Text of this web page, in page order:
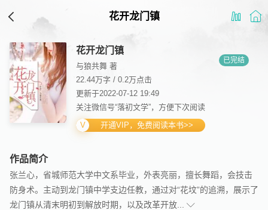
花开龙门镇
花开龙门镇
与狼共舞 著
已完结
22.44万字 / 0.2万点击
更新于2022-07-12 19:49
关注微信号“落初文学”，方便下次阅读
开通VIP，免费阅读本书>>
作品简介
张兰心，省城师范大学中文系毕业，外表亮丽，擅长舞蹈，会技击
防身术。主动到龙门镇中学支边任教，通过对“花坟”的追溯，展示了
龙门镇从清末明初到解放时期，以及改革开放...